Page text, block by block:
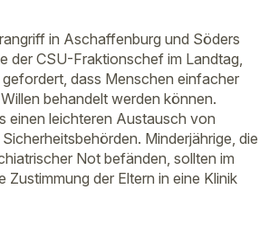
in Aschaffenburg und Söders
der CSU-Fraktionschef im Landtag,
dass Menschen einfacher
behandelt werden können.
einen leichteren Austausch von
Minderjährige, die
Not befänden, sollten im
Zustimmung der Eltern in eine Klinik